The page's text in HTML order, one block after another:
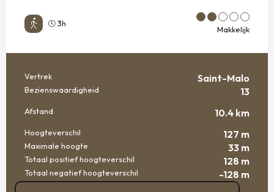
3h
Makkelijk
PRAKTISCHE INFORMATIE
Vertrek Saint-Malo
Bezienswaardigheid 13
Afstand 10.4 km
Hoogteverschil 127 m
Maximale hoogte 33 m
Totaal positief hoogteverschil 128 m
Totaal negatief hoogteverschil
-128 m